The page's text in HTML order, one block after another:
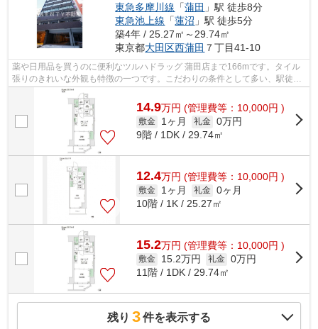
東急多摩川線 「蒲田 」駅 徒歩8分
東急池上線 「蓮沼 」駅 徒歩5分
築4年 / 25.27㎡～29.74㎡
東京都大田区西蒲田 ７丁目41-10
薬や日用品を買うのに便利なツルハドラッグ 蒲田店まで166mです。タイル
張りのきれいな外観も特徴の一つです。こだわりの条件として多い、駅徒歩
8分の物件です。電車でのアクセスを快...
14.9万円 (管理費等：10,000円 )
敷金 1ヶ月 礼金 0万円
9階 / 1DK / 29.74㎡
12.4万円 (管理費等：10,000円 )
敷金 1ヶ月 礼金 0ヶ月
10階 / 1K / 25.27㎡
15.2万円 (管理費等：10,000円 )
敷金 15.2万円 礼金 0万円
11階 / 1DK / 29.74㎡
残り 3件を表示する